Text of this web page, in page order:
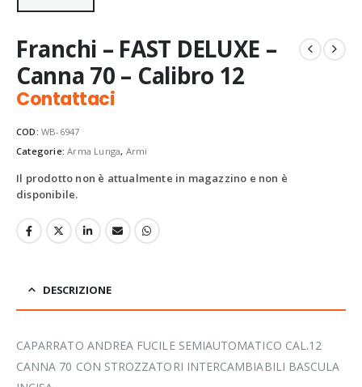
Franchi – FAST DELUXE –
Canna 70 – Calibro 12
Contattaci
COD: WB-6947
Categorie:Arma Lunga, Armi
Il prodotto non è attualmente in magazzino e non è
disponibile.
DESCRIZIONE
CAPARRATO ANDREA FUCILE SEMIAUTOMATICO CAL.12
CANNA 70 CON STROZZATORI INTERCAMBIABILI BASCULA